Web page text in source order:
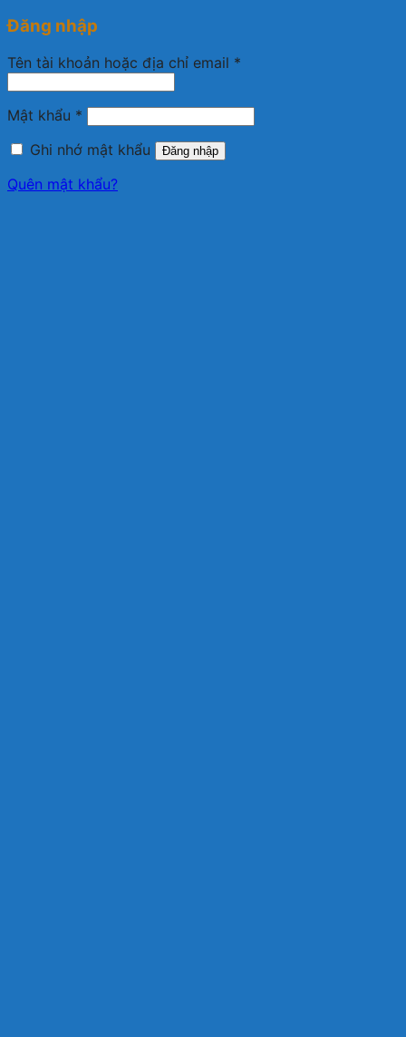
Đăng nhập
Tên tài khoản hoặc địa chỉ email *
Mật khẩu * Bắt
buộc
Ghi nhớ mật khẩu
Đăng nhập
Quên mật khẩu?